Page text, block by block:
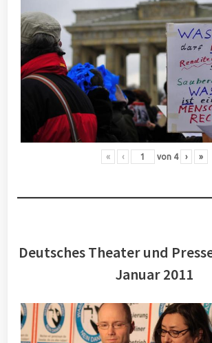
« ‹ von 4 › »
Deutsches Theater und
Januar 2011